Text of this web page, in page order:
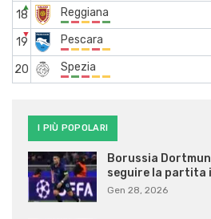
18
▲ Reggiana
19
▼ Pescara
20
Spezia
I PIÙ POPOLARI
Borussia
seguire la partita
Gen 28, 2026